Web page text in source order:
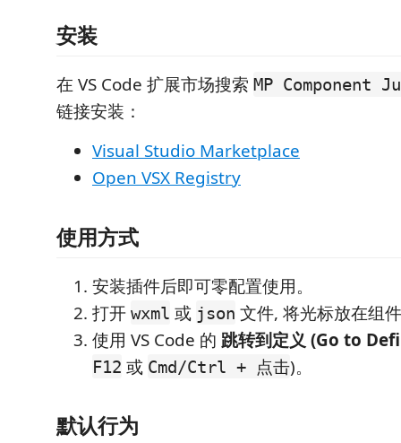
安装
在 VS Code 扩展市场搜索 MP Component
链接安装：
Visual Studio Marketplace
Open VSX Registry
使用方式
安装插件后即可零配置使用。
打开 wxml 或 json 文件, 将光标放在组
使用 VS Code 的 跳转到定义 (Go to
F12 或 Cmd/Ctrl + 点击)。
默认行为